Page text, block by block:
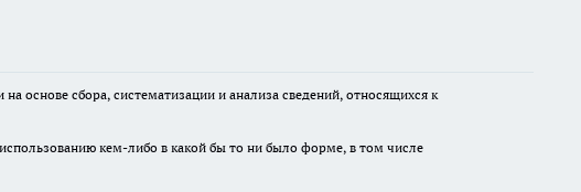
сбора, систематизации и анализа сведений, относящихся к
кем-либо в какой бы то ни было форме, в том числе